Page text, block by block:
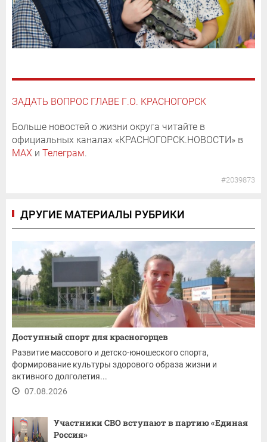
ЗАДАТЬ ВОПРОС ГЛАВЕ Г.О. КРАСНОГОРСК
Больше новостей о жизни округа читайте в
официальных каналах «КРАСНОГОРСК.НОВОСТИ» в
MAX и Телеграм.
#2039873
ДРУГИЕ МАТЕРИАЛЫ РУБРИКИ
Доступный спорт для красногорцев
Развитие массового и детско-юношеского спорта,
формирование культуры здорового образа жизни и
активного долголетия...
07.08.2026
Участники СВО вступают в партию «Единая
Россия»